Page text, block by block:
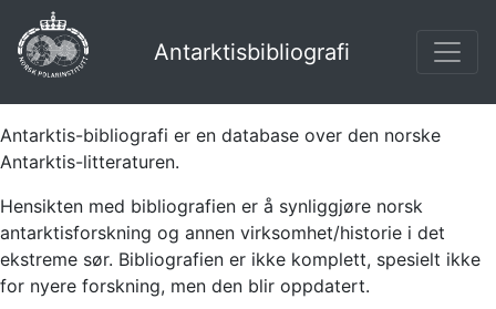
Antarktisbibliografi
Antarktis-bibliografi er en database over den norske
Antarktis-litteraturen.
Hensikten med bibliografien er å synliggjøre norsk
antarktisforskning og annen virksomhet/historie i det
ekstreme sør. Bibliografien er ikke komplett, spesielt ikke
for nyere forskning, men den blir oppdatert.